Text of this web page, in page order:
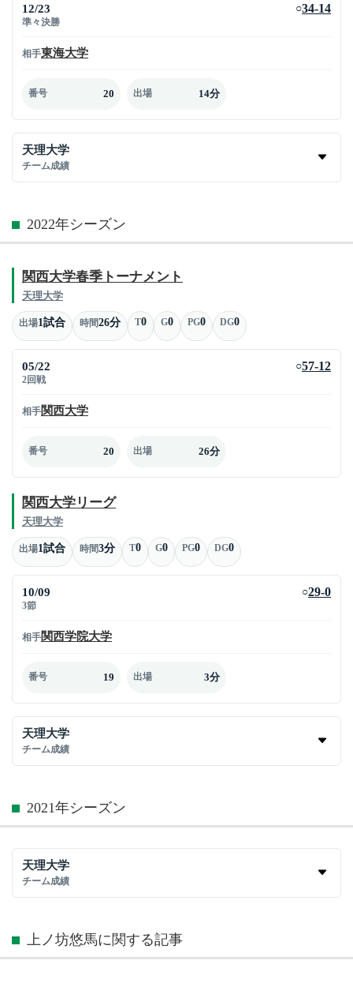
12/23
準々決勝
○34-14
相手東海大学
番号 20 出場 14分
天理大学
チーム成績
2022年シーズン
関西大学春季トーナメント
天理大学
出場1試合 時間26分 T0 G0 PG0 DG0
05/22
2回戦
○57-12
相手関西大学
番号 20 出場 26分
関西大学リーグ
天理大学
出場1試合 時間3分 T0 G0 PG0 DG0
10/09
3節
○29-0
相手関西学院大学
番号 19 出場 3分
天理大学
チーム成績
2021年シーズン
天理大学
チーム成績
上ノ坊悠馬に関する記事